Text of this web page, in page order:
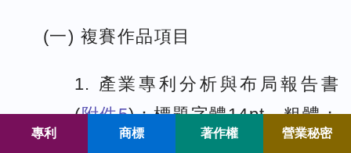
專利 商標 著作權 營業秘密
(一) 複賽作品項目
1. 產業專利分析與布局報告書
(附件5)：標題字體14pt，粗體；
內文字體12pt，單行間距，檔名